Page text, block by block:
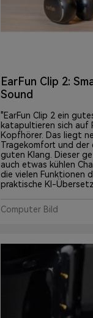
EarFun Clip 2:
Sound
"EarFun Clip 2 ein
katapultieren sich auf
Kopfhörer. Das liegt
Tragekomfort und der
guten Klang. Dieser
auch etwas kühlen
die vielen Funktionen
praktische KI-
Computer Bild